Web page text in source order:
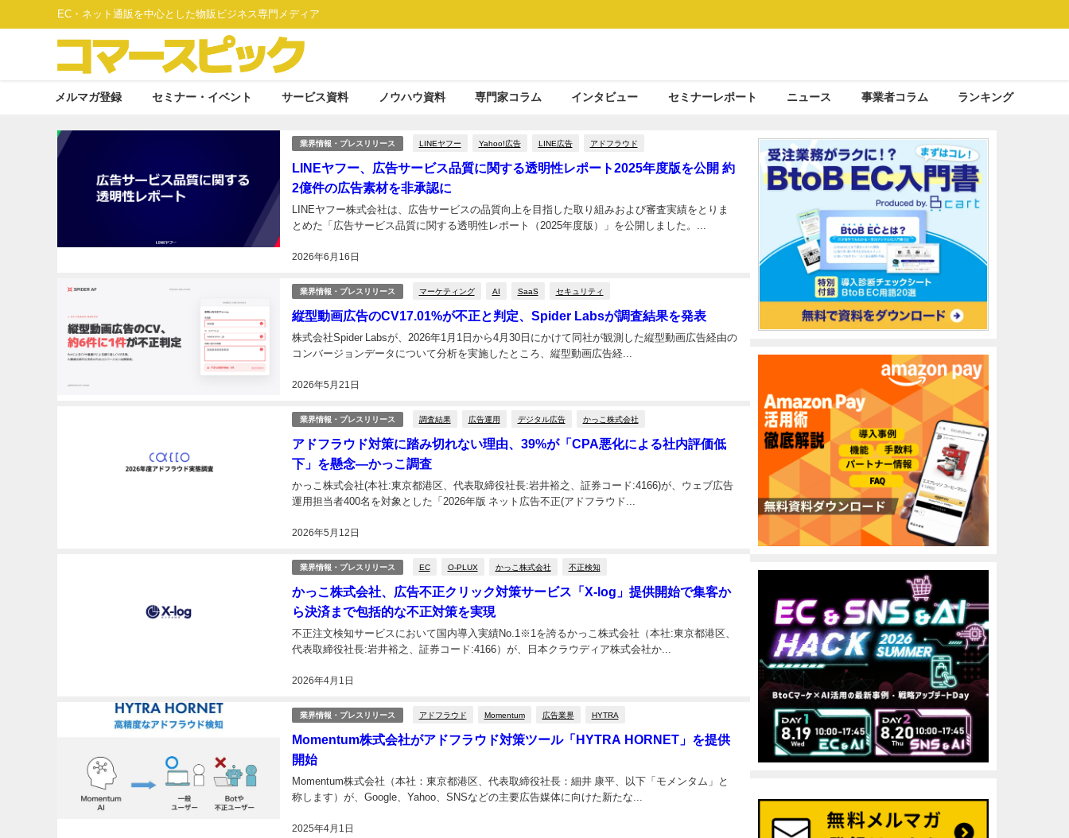
EC・ネット通販を中心とした物販ビジネス専門メディア
メルマガ登録 セミナー・イベント サービス資料 ノウハウ資料 専門家コラム インタビュー セミナーレポート ニュース 事業者コラム ランキング
業界情報・プレスリリース LINEヤフー Yahoo!広告 LINE広告 アドフラウド
LINEヤフー、広告サービス品質に関する透明性レポート2025年度版を公開 約
2億件の広告素材を非承認に
2026年6月16日
LINEヤフー株式会社は、広告サービスの品質向上を目指した取り組みおよび審査実績をとりま
とめた「広告サービス品質に関する透明性レポート（2025年度版）」を公開しました。...
業界情報・プレスリリース マーケティング AI SaaS セキュリティ
縦型動画広告のCV17.01%が不正と判定、Spider Labsが調査結果を発表
2026年5月21日
株式会社Spider Labsが、2026年1月1日から4月30日にかけて同社が観測した縦型動画広告経由の
コンバージョンデータについて分析を実施したところ、縦型動画広告経...
業界情報・プレスリリース 調査結果 広告運用 デジタル広告 かっこ株式会社
アドフラウド対策に踏み切れない理由、39%が「CPA悪化による社内評価低
下」を懸念―かっこ調査
2026年5月12日
かっこ株式会社(本社:東京都港区、代表取締役社長:岩井裕之、証券コード:4166)が、ウェブ広告
運用担当者400名を対象とした「2026年版 ネット広告不正(アドフラウド...
業界情報・プレスリリース EC O-PLUX かっこ株式会社 不正検知
かっこ株式会社、広告不正クリック対策サービス「X-log」提供開始で集客か
ら決済まで包括的な不正対策を実現
2026年4月1日
不正注文検知サービスにおいて国内導入実績No.1※1を誇るかっこ株式会社（本社:東京都港区、
代表取締役社長:岩井裕之、証券コード:4166）が、日本クラウディア株式会社か...
業界情報・プレスリリース アドフラウド Momentum 広告業界 HYTRA
Momentum株式会社がアドフラウド対策ツール「HYTRA HORNET」を提供
開始
2025年4月1日
Momentum株式会社（本社：東京都港区、代表取締役社長：細井 康平、以下「モメンタム」と
称します）が、Google、Yahoo、SNSなどの主要広告媒体に向けた新たな...